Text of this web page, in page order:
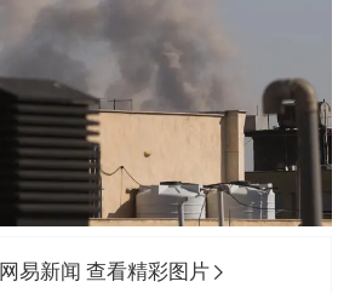
易新闻 查看精彩图片